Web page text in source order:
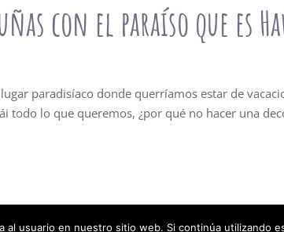
con el paraíso que es
paradisíaco donde querríamos estar de
todo lo que queremos, ¿por qué no hacer una
al usuario en nuestro sitio web. Si continúa utilizando